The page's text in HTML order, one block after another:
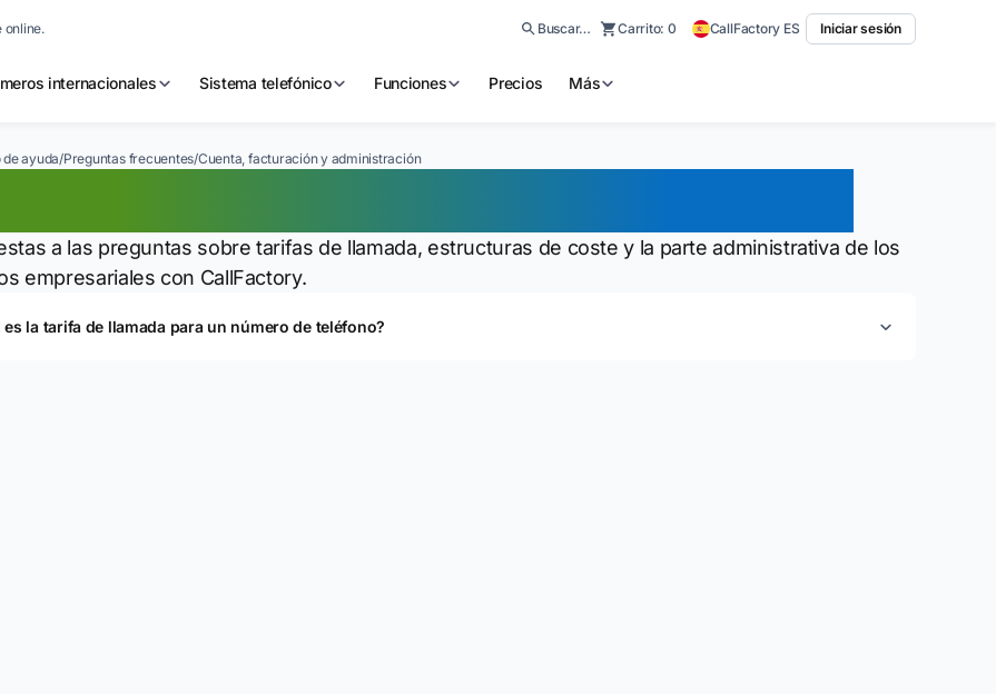
online. Buscar… Carrito: 0 CallFactory ES Iniciar sesión
internacionales Sistema telefónico Funciones Precios Más
ayuda/Preguntas frecuentes/Cuenta, facturación y administración
a las preguntas sobre tarifas de llamada, estructuras de coste y la parte administrativa de los
empresariales con CallFactory.
es la tarifa de llamada para un número de teléfono?